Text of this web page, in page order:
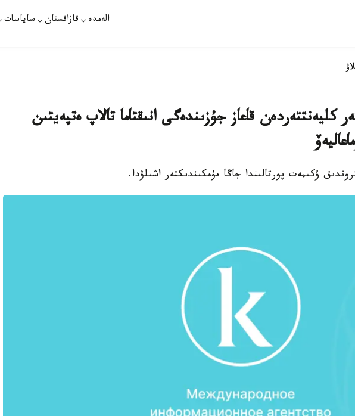
الەمدە قازاقستان ساياسات
كليەنتتەردەن قاعاز جۇزىندەگى انىقتاما تالاپ ەتپەيتىن
ۇكىمەت پورتالىندا جاڭا مۇمكىندىكتەر اشىلۋدا.